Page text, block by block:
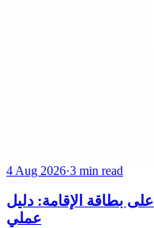
4 Aug 2026·3 min read
بطاقة الإقامة: دليل
عملي